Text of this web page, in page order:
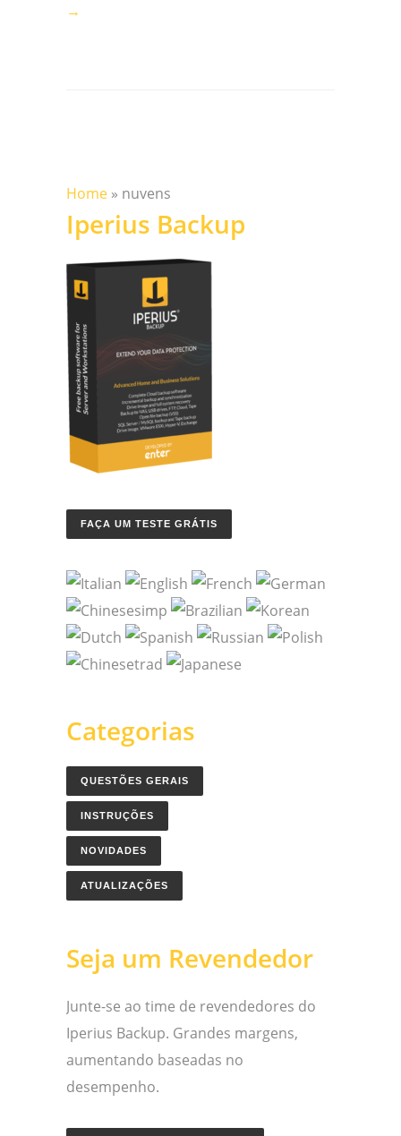
→
Home » nuvens
Iperius Backup
FAÇA UM TESTE GRÁTIS
Categorias
QUESTÕES GERAIS
INSTRUÇÕES
NOVIDADES
ATUALIZAÇÕES
Seja um Revendedor
Junte-se ao time de revendedores do
Iperius Backup. Grandes margens,
aumentando baseadas no
desempenho.